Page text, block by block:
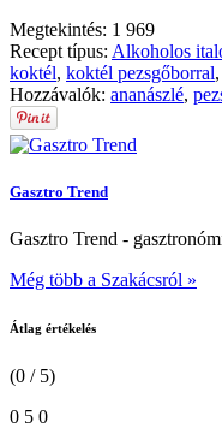
Megtekintés: 1 969
Recept típus: Alkoholos
koktél, koktél pezsgőborral,
Hozzávalók: ananászlé,
Gasztro Trend
Gasztro Trend -
Még több a Szakácsról »
Átlag értékelés
(0 / 5)
0 5 0